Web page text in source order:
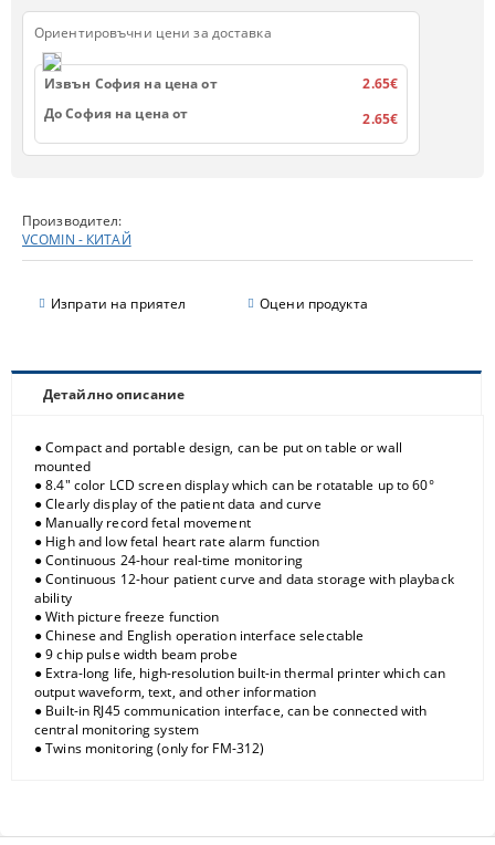
Производител:
VCOMIN - КИТАЙ
Изпрати на приятел Оцени продукта
Ориентировъчни цени за доставка
Извън София на цена от
2.65€
До София на цена от
2.65€
Детайлно описание
● Compact and portable design, can be put on table or wall
mounted
● 8.4" color LCD screen display which can be rotatable up to 60°
● Clearly display of the patient data and curve
● Manually record fetal movement
● High and low fetal heart rate alarm function
● Continuous 24-hour real-time monitoring
● Continuous 12-hour patient curve and data storage with playback
ability
● With picture freeze function
● Chinese and English operation interface selectable
● 9 chip pulse width beam probe
● Extra-long life, high-resolution built-in thermal printer which can
output waveform, text, and other information
● Built-in RJ45 communication interface, can be connected with
central monitoring system
● Twins monitoring (only for FM-312)